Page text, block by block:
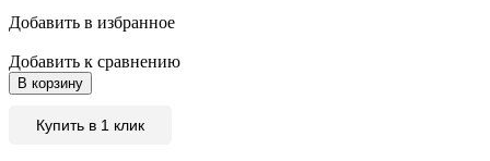
Добавить в избранное
Добавить к сравнению
В корзину
Купить в 1 клик